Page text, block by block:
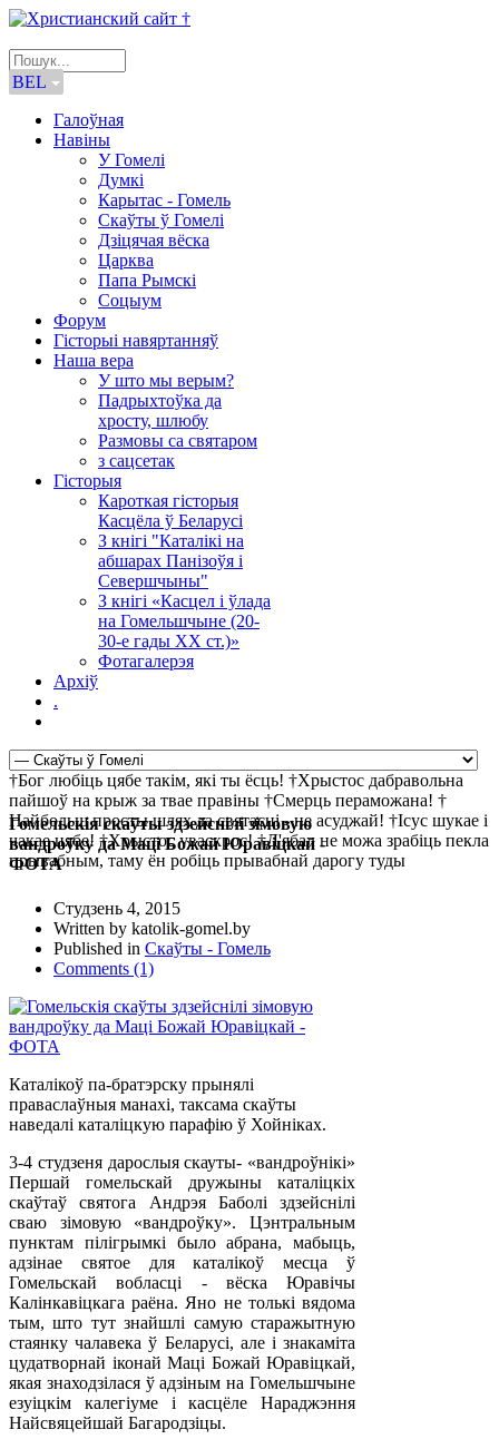
BEL
Галоўная
Навіны
У Гомелі
Думкі
Карытас - Гомель
Скаўты ў Гомелі
Дзіцячая вёска
Царква
Папа Рымскі
Соцыум
Форум
Гісторыі навяртанняў
Наша вера
У што мы верым?
Падрыхтоўка да
хросту, шлюбу
Размовы са святаром
з сацсетак
Гісторыя
Кароткая гісторыя
Касцёла ў Беларусі
З кнігі "Каталікі на
абшарах Панізоўя і
Севершчыны"
З кнігі «Касцел і ўлада
на Гомельшчыне (20-
30-е гады ХХ ст.)»
Фотагалерэя
Архіў
.
†Бог любіць цябе такім, які ты ёсць! †Хрыстос дабравольна
пайшоў на крыж за твае правіны †Смерць пераможана! †
Найбольш просты шлях да святасці - не асуджай! †Ісус шукае і
чакае цябе! †Хрыстос уваскрос! †Д'ябал не можа зрабіць пекла
прывабным, таму ён робіць прывабнай дарогу туды
Гомельскія скаўты здзейснілі зімовую
вандроўку да Маці Божай Юравіцкай -
ФОТА
Студзень 4, 2015
Written by katolik-gomel.by
Published in Скаўты - Гомель
Comments (1)
Каталікоў па-братэрску прынялі
праваслаўныя манахі, таксама скаўты
наведалі каталіцкую парафію ў Хойніках.
3-4 студзеня дарослыя скауты- «вандроўнікі»
Першай гомельскай дружыны каталіцкіх
скаўтаў святога Андрэя Баболі здзейснілі
сваю зімовую «вандроўку». Цэнтральным
пунктам пілігрымкі было абрана, мабыць,
адзінае святое для каталікоў месца ў
Гомельскай вобласці - вёска Юравічы
Калінкавіцкага раёна. Яно не толькі вядома
тым, што тут знайшлі самую старажытную
стаянку чалавека ў Беларусі, але і знакаміта
цудатворнай іконай Маці Божай Юравіцкай,
якая знаходзілася ў адзіным на Гомельшчыне
езуіцкім калегіуме і касцёле Нараджэння
Найсвяцейшай Багародзіцы.